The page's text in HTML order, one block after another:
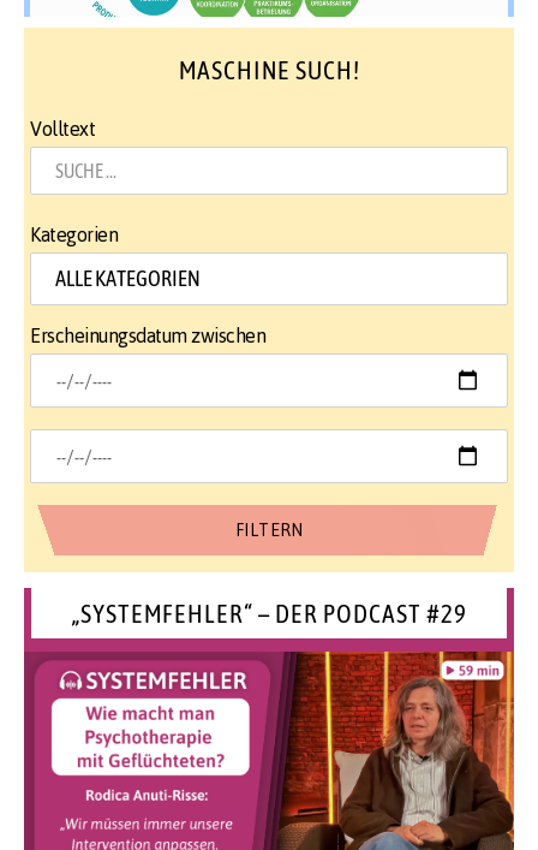
MASCHINE SUCH!
Volltext
Kategorien
Erscheinungsdatum zwischen
„SYSTEMFEHLER“ – DER PODCAST #29